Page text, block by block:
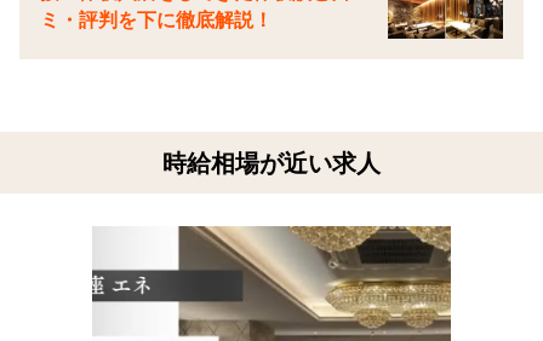
ミ・評判を下に徹底解説！
時給相場が近い求人